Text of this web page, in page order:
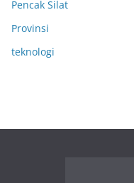
Pencak Silat
Provinsi
teknologi